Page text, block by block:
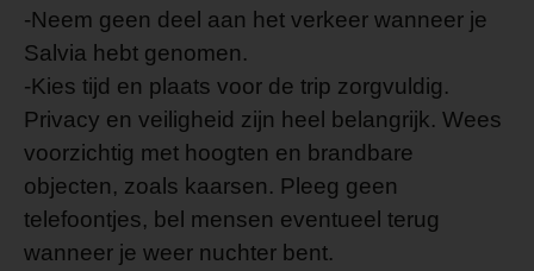
-Neem geen deel aan het verkeer wanneer je
Salvia hebt genomen.
-Kies tijd en plaats voor de trip zorgvuldig.
Privacy en veiligheid zijn heel belangrijk. Wees
voorzichtig met hoogten en brandbare
objecten, zoals kaarsen. Pleeg geen
telefoontjes, bel mensen eventueel terug
wanneer je weer nuchter bent.